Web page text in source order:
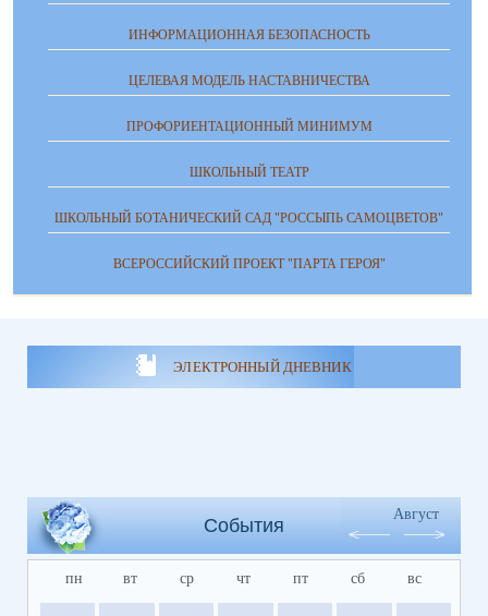
ИНФОРМАЦИОННАЯ БЕЗОПАСНОСТЬ
ЦЕЛЕВАЯ МОДЕЛЬ НАСТАВНИЧЕСТВА
ПРОФОРИЕНТАЦИОННЫЙ МИНИМУМ
ШКОЛЬНЫЙ ТЕАТР
ШКОЛЬНЫЙ БОТАНИЧЕСКИЙ САД "РОССЫПЬ САМОЦВЕТОВ"
ВСЕРОССИЙСКИЙ ПРОЕКТ "ПАРТА ГЕРОЯ"
ЭЛЕКТРОННЫЙ ДНЕВНИК
События
Август
пн вт ср чт пт сб вс